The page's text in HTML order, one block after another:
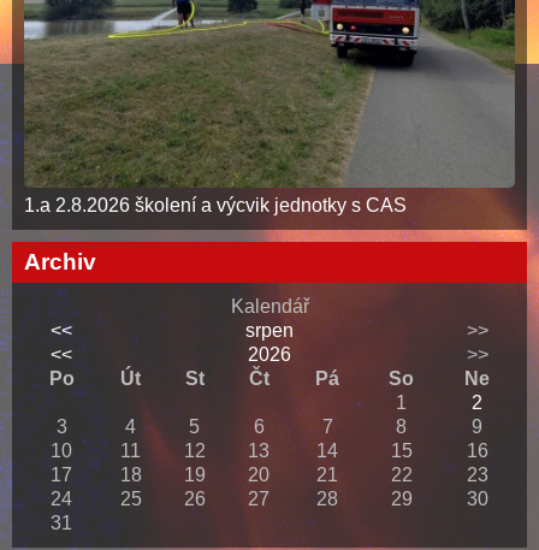
1.a 2.8.2026 školení a výcvik jednotky s CAS
Archiv
Kalendář
<<
srpen
>>
<<
2026
>>
Po
Út St Čt Pá So
Ne
1
2
3
4 5 6 7 8
9
10
11 12 13 14 15
16
17
18 19 20 21 22
23
24
25 26 27 28 29
30
31